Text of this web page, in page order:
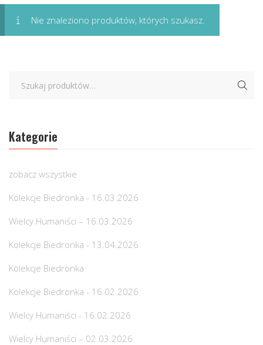
Nie znaleziono produktów, których szukasz.
Kategorie
zobacz wszystkie
Kolekcje Biedronka - 16.03.2026
Wielcy Humaniści – 16.03.2026
Kolekcje Biedronka - 13.04.2026
Kolekcje Biedronka
Kolekcje Biedronka - 16.02.2026
Wielcy Humaniści - 16.02.2026
Wielcy Humaniści – 02.03.2026